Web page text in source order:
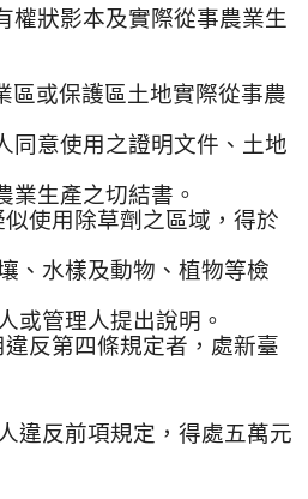
權狀影本及實際從事農業生
區或保護區土地實際從事農
同意使用之證明文件、土地
業生產之切結書。
使用除草劑之區域，得於
、水樣及動物、植物等檢
或管理人提出說明。
反第四條規定者，處新臺
違反前項規定，得處五萬元